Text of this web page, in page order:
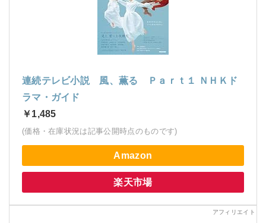
連続テレビ小説 風、薫る Ｐａｒｔ１ ＮＨＫド
ラマ・ガイド
￥1,485
(価格・在庫状況は記事公開時点のものです)
Amazon
楽天市場